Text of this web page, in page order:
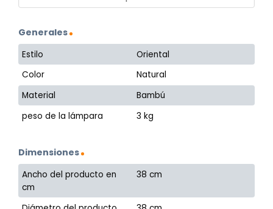
Generales
Estilo
Oriental
Color
Natural
Material
Bambú
peso de la lámpara
3 kg
Dimensiones
Ancho del producto en
cm
38 cm